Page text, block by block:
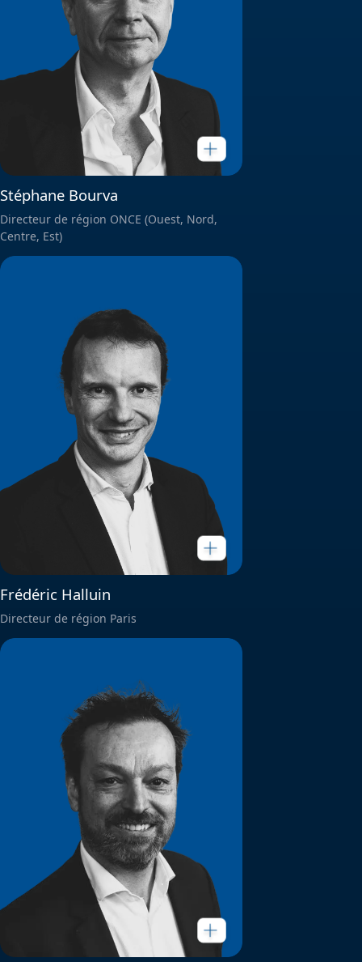
Stéphane Bourva
Directeur de région ONCE (Ouest, Nord,
Centre, Est)
Frédéric Halluin
Directeur de région Paris